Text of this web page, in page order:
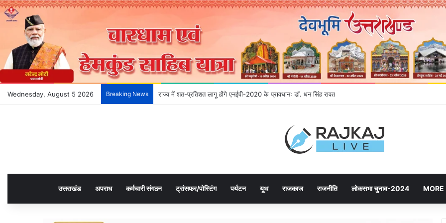
Wednesday, August 5 2026 Breaking News देहरादून के भविष्य को आकार देने उमड़ रही जनता, महायोजना-2041 पर दूसरे चरण की सुनवाई में बढ़ी भागीदारी
उत्तराखंड अपराध कर्मचारी संगठन ट्रांसफर/पोस्टिंग पर्यटन यूथ राजकाज राजनीति लोकसभा चुनाव-2024 MORE